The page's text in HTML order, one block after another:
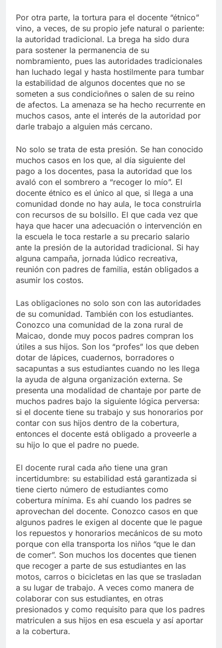
Por otra parte, la tortura para el docente “étnico”
vino, a veces, de su propio jefe natural o pariente:
la autoridad tradicional. La brega ha sido dura
para sostener la permanencia de su
nombramiento, pues las autoridades tradicionales
han luchado legal y hasta hostilmente para tumbar
la estabilidad de algunos docentes que no se
someten a sus condicioñnes o salen de su reino
de afectos. La amenaza se ha hecho recurrente en
muchos casos, ante el interés de la autoridad por
darle trabajo a alguien más cercano.
No solo se trata de esta presión. Se han conocido
muchos casos en los que, al día siguiente del
pago a los docentes, pasa la autoridad que los
avaló con el sombrero a “recoger lo mío”. El
docente étnico es el único al que, si llega a una
comunidad donde no hay aula, le toca construirla
con recursos de su bolsillo. El que cada vez que
haya que hacer una adecuación o intervención en
la escuela le toca restarle a su precario salario
ante la presión de la autoridad tradicional. Si hay
alguna campaña, jornada lúdico recreativa,
reunión con padres de familia, están obligados a
asumir los costos.
Las obligaciones no solo son con las autoridades
de su comunidad. También con los estudiantes.
Conozco una comunidad de la zona rural de
Maicao, donde muy pocos padres compran los
útiles a sus hijos. Son los “profes” los que deben
dotar de lápices, cuadernos, borradores o
sacapuntas a sus estudiantes cuando no les llega
la ayuda de alguna organización externa. Se
presenta una modalidad de chantaje por parte de
muchos padres bajo la siguiente lógica perversa:
si el docente tiene su trabajo y sus honorarios por
contar con sus hijos dentro de la cobertura,
entonces el docente está obligado a proveerle a
su hijo lo que el padre no puede.
El docente rural cada año tiene una gran
incertidumbre: su estabilidad está garantizada si
tiene cierto número de estudiantes como
cobertura mínima. Es ahí cuando los padres se
aprovechan del docente. Conozco casos en que
algunos padres le exigen al docente que le pague
los repuestos y honorarios mecánicos de su moto
porque con ella transporta los niños “que le dan
de comer”. Son muchos los docentes que tienen
que recoger a parte de sus estudiantes en las
motos, carros o bicicletas en las que se trasladan
a su lugar de trabajo. A veces como manera de
colaborar con sus estudiantes, en otras
presionados y como requisito para que los padres
matriculen a sus hijos en esa escuela y así aportar
a la cobertura.